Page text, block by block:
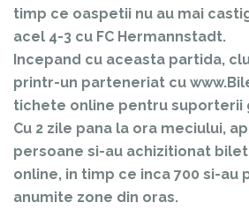
timp ce oaspetii nu au mai
acel 4-3 cu FC Hermannstadt.
Incepand cu aceasta partida,
printr-un parteneriat cu
tichete online pentru suporterii
Cu 2 zile pana la ora meciului,
persoane si-au achizitionat
online, in timp ce inca 700 si-
anumite zone din oras.